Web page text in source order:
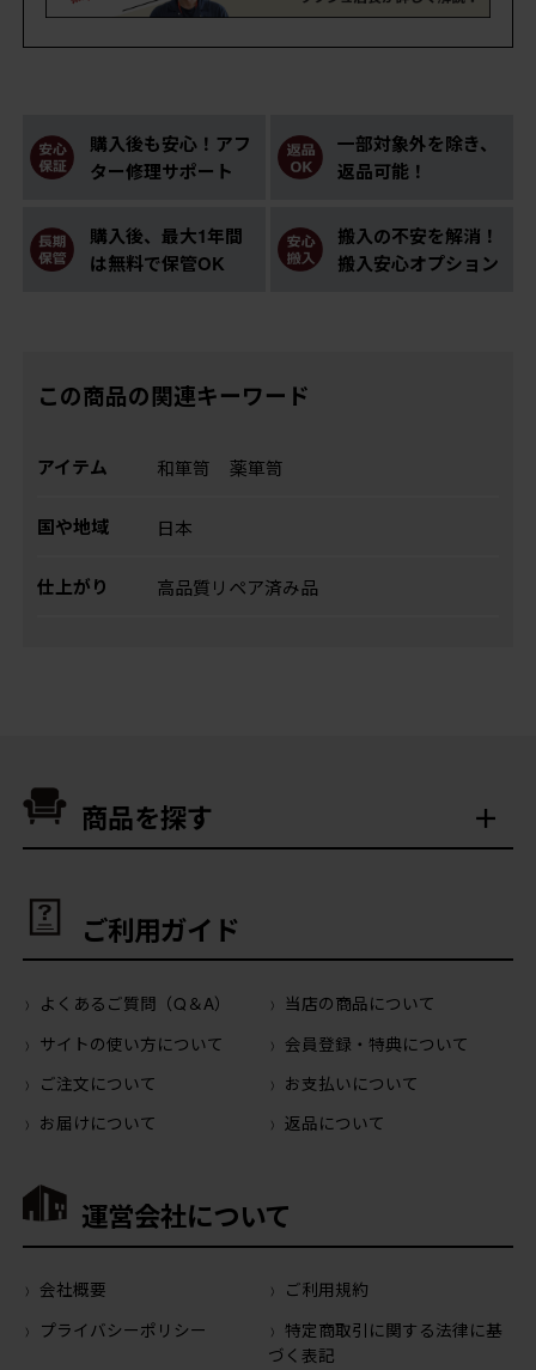
購入後も安心！アフ
ター修理サポート
一部対象外を除き、
返品可能！
購入後、最大1年間
は無料で保管OK
搬入の不安を解消！
搬入安心オプション
この商品の関連キーワード
アイテム 和箪笥 薬箪笥
国や地域 日本
仕上がり 高品質リペア済み品
商品を探す
ご利用ガイド
よくあるご質問（Q＆A）
当店の商品について
サイトの使い方について
会員登録・特典について
ご注文について
お支払いについて
お届けについて
返品について
運営会社について
会社概要
ご利用規約
プライバシーポリシー
特定商取引に関する法律に基
づく表記